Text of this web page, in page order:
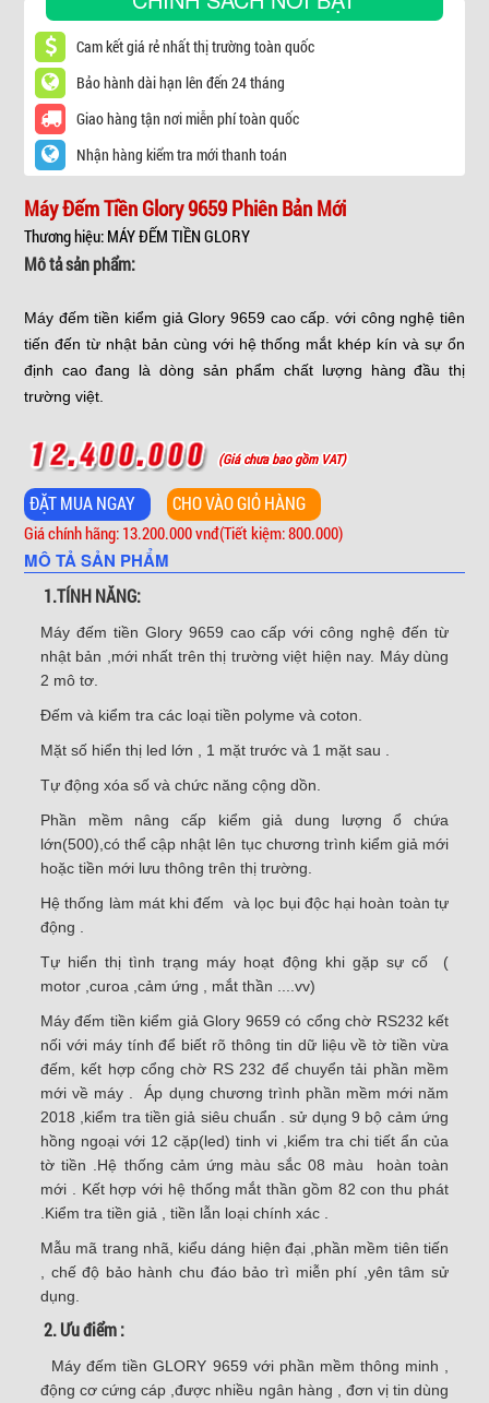
Cam kết giá rẻ nhất thị trường toàn quốc
Bảo hành dài hạn lên đến 24 tháng
Giao hàng tận nơi miễn phí toàn quốc
Nhận hàng kiểm tra mới thanh toán
Máy Đếm Tiền Glory 9659 Phiên Bản Mới
Thương hiệu: MÁY ĐẾM TIỀN GLORY
Mô tả sản phẩm:
Máy đếm tiền kiểm giả Glory 9659 cao cấp. với công nghệ tiên
tiến đến từ nhật bản cùng với hệ thống mắt khép kín và sự ổn
định cao đang là dòng sản phẩm chất lượng hàng đầu thị
trường việt.
(Giá chưa bao gồm VAT)
Giá chính hãng: 13.200.000 vnđ(Tiết kiệm: 800.000)
MÔ TẢ SẢN PHẨM
1.TÍNH NĂNG:
Máy đếm tiền Glory 9659 cao cấp với công nghệ đến từ
nhật bản ,mới nhất trên thị trường việt hiện nay. Máy dùng
2 mô tơ.
Đếm và kiểm tra các loại tiền polyme và coton.
Mặt số hiển thị led lớn , 1 mặt trước và 1 mặt sau .
Tự động xóa số và chức năng cộng dồn.
Phần mềm nâng cấp kiểm giả dung lượng ổ chứa
lớn(500),có thể cập nhật lên tục chương trình kiểm giả mới
hoặc tiền mới lưu thông trên thị trường.
Hệ thống làm mát khi đếm và lọc bụi độc hại hoàn toàn tự
động .
Tự hiển thị tình trạng máy hoạt động khi gặp sự cố (
motor ,curoa ,cảm ứng , mắt thần ....vv)
Máy đếm tiền kiểm giả Glory 9659 có cổng chờ RS232 kết
nối với máy tính để biết rõ thông tin dữ liệu về tờ tiền vừa
đếm, kết hợp cổng chờ RS 232 để chuyển tải phần mềm
mới về máy . Áp dụng chương trình phần mềm mới năm
2018 ,kiểm tra tiền giả siêu chuẩn . sử dụng 9 bộ cảm ứng
hồng ngoại với 12 cặp(led) tinh vi ,kiểm tra chi tiết ẩn của
tờ tiền .Hệ thống cảm ứng màu sắc 08 màu hoàn toàn
mới . Kết hợp với hệ thống mắt thần gồm 82 con thu phát
.Kiểm tra tiền giả , tiền lẫn loại chính xác .
Mẫu mã trang nhã, kiểu dáng hiện đại ,phần mềm tiên tiến
, chế độ bảo hành chu đáo bảo trì miễn phí ,yên tâm sử
dụng.
2. Ưu điểm :
Máy đếm tiền GLORY 9659 với phần mềm thông minh ,
động cơ cứng cáp ,được nhiều ngân hàng , đơn vị tin dùng